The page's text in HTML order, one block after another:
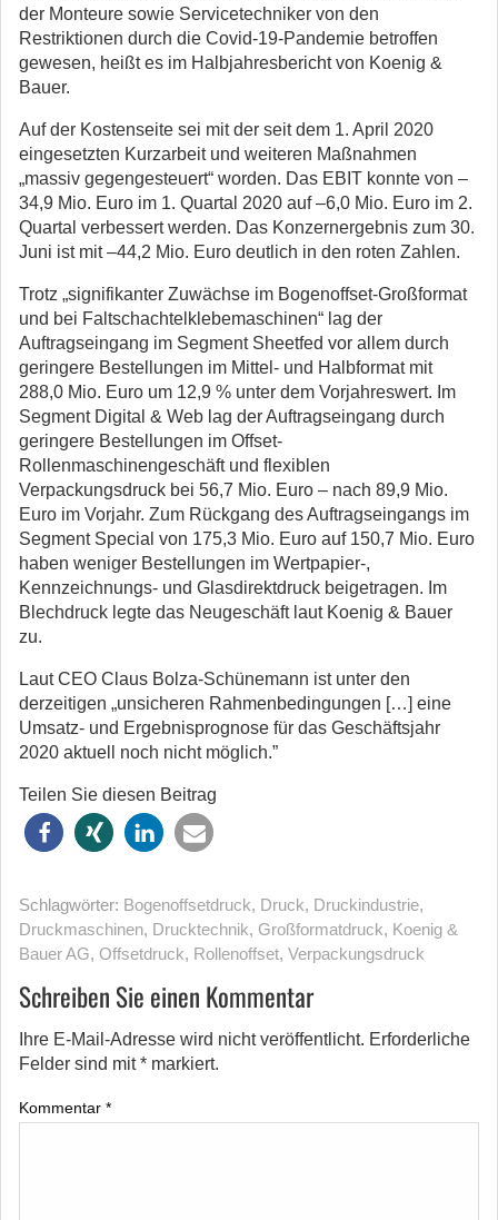
der Monteure sowie Servicetechniker von den
Restriktionen durch die Covid-19-Pandemie betroffen
gewesen, heißt es im Halbjahresbericht von Koenig &
Bauer.
Auf der Kostenseite sei mit der seit dem 1. April 2020
eingesetzten Kurzarbeit und weiteren Maßnahmen
„massiv gegengesteuert“ worden. Das EBIT konnte von –
34,9 Mio. Euro im 1. Quartal 2020 auf –6,0 Mio. Euro im 2.
Quartal verbessert werden. Das Konzernergebnis zum 30.
Juni ist mit –44,2 Mio. Euro deutlich in den roten Zahlen.
Trotz „signifikanter Zuwächse im Bogenoffset-Großformat
und bei Faltschachtelklebemaschinen“ lag der
Auftragseingang im Segment Sheetfed vor allem durch
geringere Bestellungen im Mittel- und Halbformat mit
288,0 Mio. Euro um 12,9 % unter dem Vorjahreswert. Im
Segment Digital & Web lag der Auftragseingang durch
geringere Bestellungen im Offset-
Rollenmaschinengeschäft und flexiblen
Verpackungsdruck bei 56,7 Mio. Euro – nach 89,9 Mio.
Euro im Vorjahr. Zum Rückgang des Auftragseingangs im
Segment Special von 175,3 Mio. Euro auf 150,7 Mio. Euro
haben weniger Bestellungen im Wertpapier-,
Kennzeichnungs- und Glasdirektdruck beigetragen. Im
Blechdruck legte das Neugeschäft laut Koenig & Bauer
zu.
Laut CEO Claus Bolza-Schünemann ist unter den
derzeitigen „unsicheren Rahmenbedingungen […] eine
Umsatz- und Ergebnisprognose für das Geschäftsjahr
2020 aktuell noch nicht möglich.”
Teilen Sie diesen Beitrag
Schlagwörter: Bogenoffsetdruck, Druck, Druckindustrie,
Druckmaschinen, Drucktechnik, Großformatdruck, Koenig &
Bauer AG, Offsetdruck, Rollenoffset, Verpackungsdruck
Schreiben Sie einen Kommentar
Ihre E-Mail-Adresse wird nicht veröffentlicht. Erforderliche
Felder sind mit* markiert.
Kommentar *